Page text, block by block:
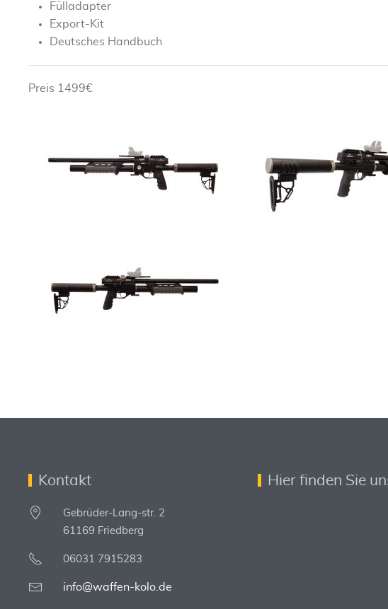
Fülladapter
Export-Kit
Deutsches Handbuch
Preis 1499€
Kontakt
Gebrüder-Lang-str. 2
61169 Friedberg
06031 7915283
info@waffen-kolo.de
Hier finden Sie